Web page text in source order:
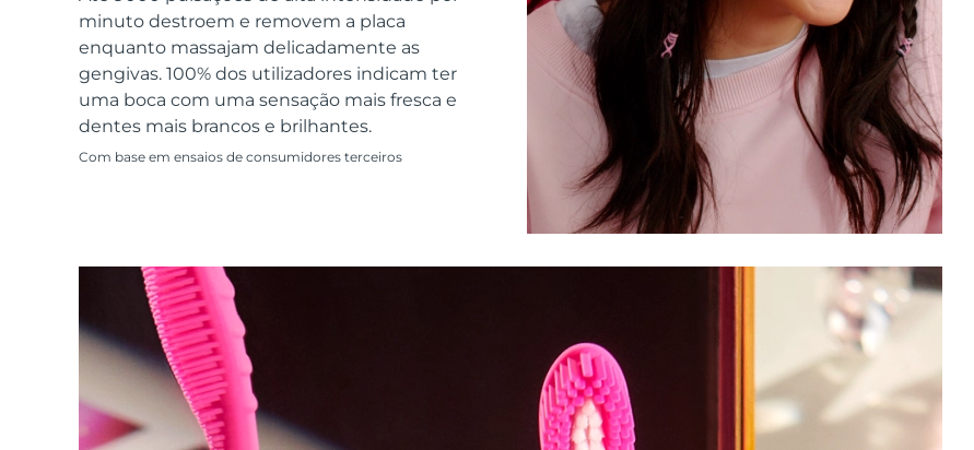
minuto destroem e removem a placa
enquanto massajam delicadamente as
gengivas. 100% dos utilizadores indicam ter
uma boca com uma sensação mais fresca e
dentes mais brancos e brilhantes.
Com base em ensaios de consumidores terceiros
All acne treatment devices
All revitalizing eye massagers
Cuidados de pele KIWI™
Advanced pore care essentials
LUNA™ Dual-Peptide Scalp
Serum
For healthy hair
issa™ Teeth Whitening Gel
18% PAP
Cosméticos Homens
FOREO APP